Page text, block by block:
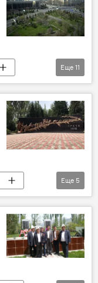
Президент Узбекистана Ислам Каримов находится в реанимации
Еще 11
Еще 5